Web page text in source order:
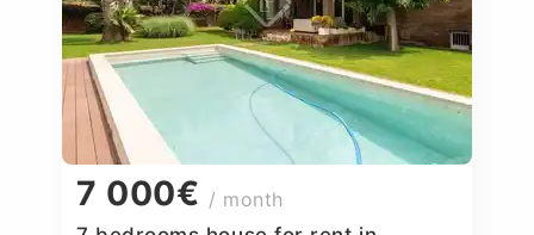
7 000€ / month